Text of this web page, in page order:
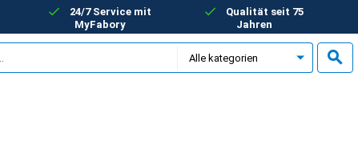
24/7 Service mit
MyFabory
Qualität seit 75
Jahren